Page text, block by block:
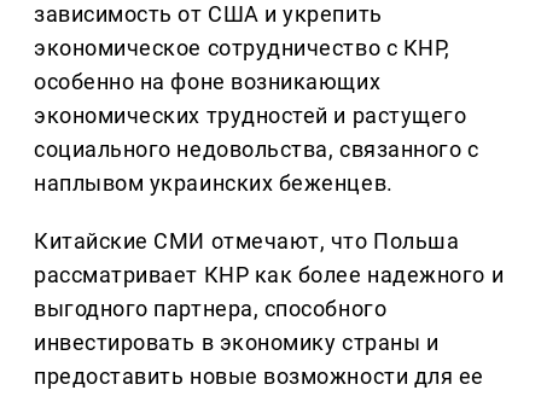
зависимость от США и укрепить
экономическое сотрудничество с КНР,
особенно на фоне возникающих
экономических трудностей и растущего
социального недовольства, связанного с
наплывом украинских беженцев.
Китайские СМИ отмечают, что Польша
рассматривает КНР как более надежного и
выгодного партнера, способного
инвестировать в экономику страны и
предоставить новые возможности для ее